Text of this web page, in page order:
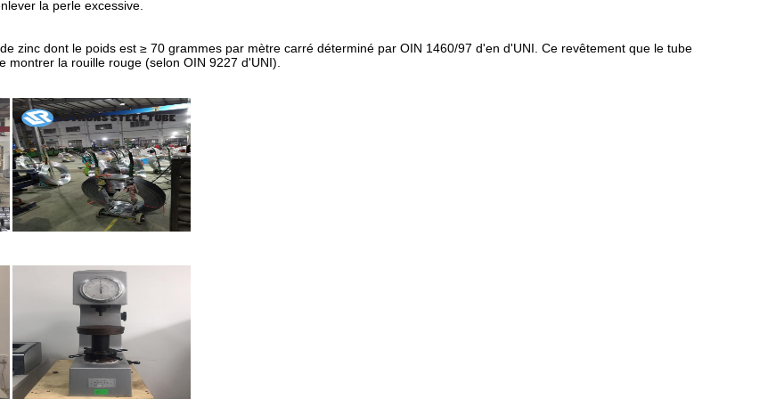
la perle excessive.
zinc dont le poids est ≥ 70 grammes par mètre carré déterminé par OIN 1460/97 d'en d'UNI. Ce revêtement que le tube
la rouille rouge (selon OIN 9227 d'UNI).